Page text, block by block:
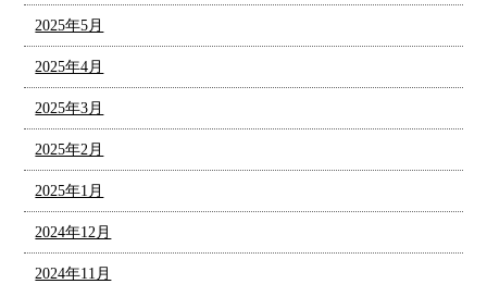
2025年5月
2025年4月
2025年3月
2025年2月
2025年1月
2024年12月
2024年11月